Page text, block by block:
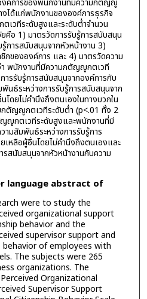
งค์การของพนักงานที่มีความกตัญญู
ได้แก่พนักงานขององค์การธุรกิจ
วทีระดับสูงและระดับต่ำจำนวน
คือ 1) มาตรวัดการรับรู้การสนับสนุน
การสนับสนุนจากหัวหน้างาน 3)
กขององค์การ และ 4) มาตรวัดความ
พนักงานที่มีความกตัญญูกตเวที
ารรับรู้การสนับสนุนจากองค์การกับ
นธ์ระหว่างการรับรู้การสนับสนุนจาก
ดยไม่คำนึงถึงตนเองในทางบวกใน
ตัญญูกตเวทีระดับต่ำ (p<.01 ทั้ง 2
กตเวทีระดับสูงและพนักงานที่มี
มสัมพันธ์ระหว่างการรับรู้การ
เหลือผู้อื่นโดยไม่คำนึงถึงตนเองและ
สนับสนุนจากหัวหน้างานกับความ
language abstract of
were to study the
organizational support
behavior and the
supervisor support and
of employees with
The subjects were 265
organizations. The
Organizational
Supervisor Support